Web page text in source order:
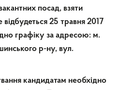
посад, взяти
відбудеться 25 травня 2017
графіку за адресою: м.
р-ну, вул.
кандидатам необхідно